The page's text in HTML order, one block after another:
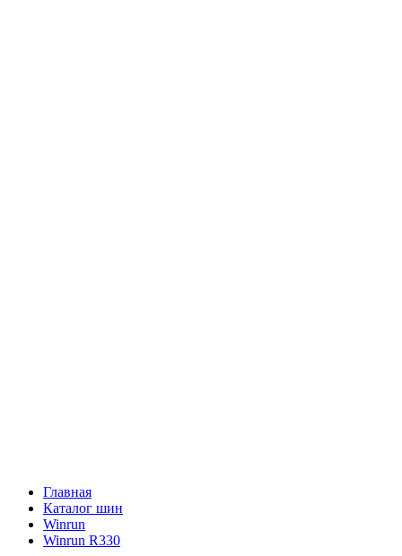
Главная
Каталог шин
Winrun
Winrun R330